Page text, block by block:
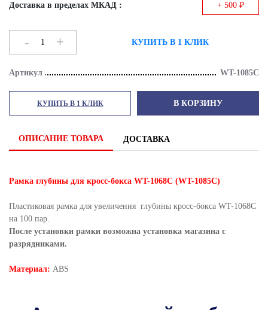
Доставка в пределах МКАД : + 500 ₽
- + КУПИТЬ В 1 КЛИК
Артикул WT-1085C
КУПИТЬ В 1 КЛИК В КОРЗИНУ
ОПИСАНИЕ ТОВАРА ДОСТАВКА
Рамка глубины для кросс-бокса WT-1068C (WT-1085C)
Пластиковая рамка для увеличения глубины кросс-бокса WT-1068С
на 100 пар.
После установки рамки возможна установка магазина с
разрядниками.
Материал: ABS